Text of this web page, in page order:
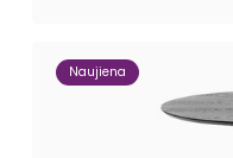
Naujiena